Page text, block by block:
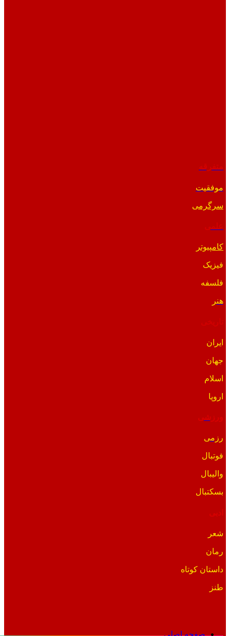
موفقیت
سرگرمی
کامپیوتر
فیزیک
فلسفه
هنر
ایران
جهان
اسلام
اروپا
ورزشی
رزمی
فوتبال
والیبال
بسکتبال
ادبی
شعر
رمان
داستان کوتاه
طنز
صفحه اصلی